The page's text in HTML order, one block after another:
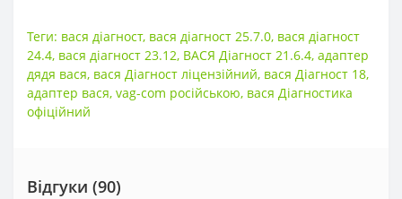
Теги: вася діагност, вася діагност 25.7.0, вася діагност
24.4, вася діагност 23.12, ВАСЯ Діагност 21.6.4, адаптер
дядя вася, вася Діагност ліцензійний, вася Діагност 18,
адаптер вася, vag-com російською, вася Діагностика
офіційний
Відгуки (90)